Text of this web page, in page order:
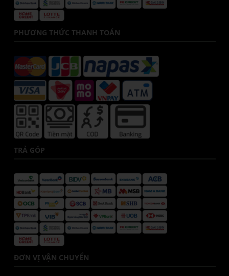
PHƯƠNG THỨC THANH TOÁN
TRẢ GÓP
ĐƠN VỊ VẬN CHUYỂN